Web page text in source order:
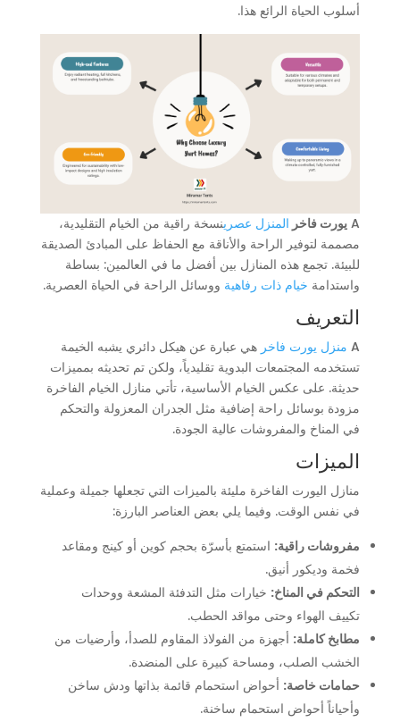
أسلوب الحياة الرائع هذا.
A يورت فاخر المنزل عصرينسخة راقية من الخيام التقليدية،
مصممة لتوفير الراحة والأناقة مع الحفاظ على المبادئ الصديقة
للبيئة. تجمع هذه المنازل بين أفضل ما في العالمين: بساطة
واستدامة خيام ذات رفاهية ووسائل الراحة في الحياة العصرية.
التعريف
A منزل يورت فاخر هي عبارة عن هيكل دائري يشبه الخيمة
تستخدمه المجتمعات البدوية تقليدياً، ولكن تم تحديثه بمميزات
حديثة. على عكس الخيام الأساسية، تأتي منازل الخيام الفاخرة
مزودة بوسائل راحة إضافية مثل الجدران المعزولة والتحكم
في المناخ والمفروشات عالية الجودة.
الميزات
منازل اليورت الفاخرة مليئة بالميزات التي تجعلها جميلة وعملية
في نفس الوقت. وفيما يلي بعض العناصر البارزة:
مفروشات راقية: استمتع بأسرّة بحجم كوين أو كينج ومقاعد
فخمة وديكور أنيق.
التحكم في المناخ: خيارات مثل التدفئة المشعة ووحدات
تكييف الهواء وحتى مواقد الحطب.
مطابخ كاملة: أجهزة من الفولاذ المقاوم للصدأ، وأرضيات من
الخشب الصلب، ومساحة كبيرة على المنضدة.
حمامات خاصة: أحواض استحمام قائمة بذاتها ودش ساخن
وأحياناً أحواض استحمام ساخنة.